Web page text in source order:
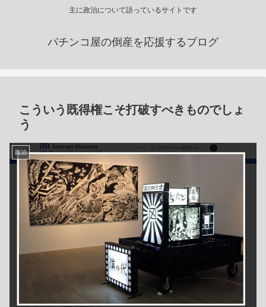
主に政治について語っているサイトです
パチンコ屋の倒産を応援するブログ
こういう既得権こそ打破すべきものでしょ
う
政治